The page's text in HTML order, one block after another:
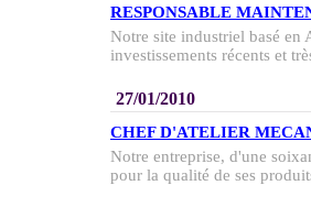
RESPONSABLE
Notre site industriel basé en
investissements récents et
27/01/2010
CHEF D'ATELIER
Notre entreprise, d'une
pour la qualité de ses